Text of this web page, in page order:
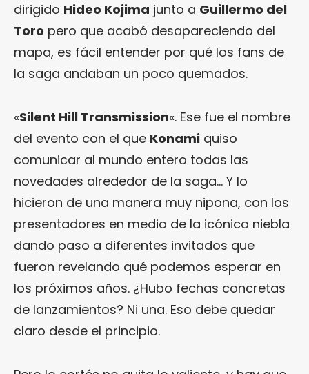
dirigido Hideo Kojima junto a Guillermo del
Toro pero que acabó desapareciendo del
mapa, es fácil entender por qué los fans de
la saga andaban un poco quemados.
«Silent Hill Transmission«. Ese fue el nombre
del evento con el que Konami quiso
comunicar al mundo entero todas las
novedades alrededor de la saga… Y lo
hicieron de una manera muy nipona, con los
presentadores en medio de la icónica niebla
dando paso a diferentes invitados que
fueron revelando qué podemos esperar en
los próximos años. ¿Hubo fechas concretas
de lanzamientos? Ni una. Eso debe quedar
claro desde el principio.